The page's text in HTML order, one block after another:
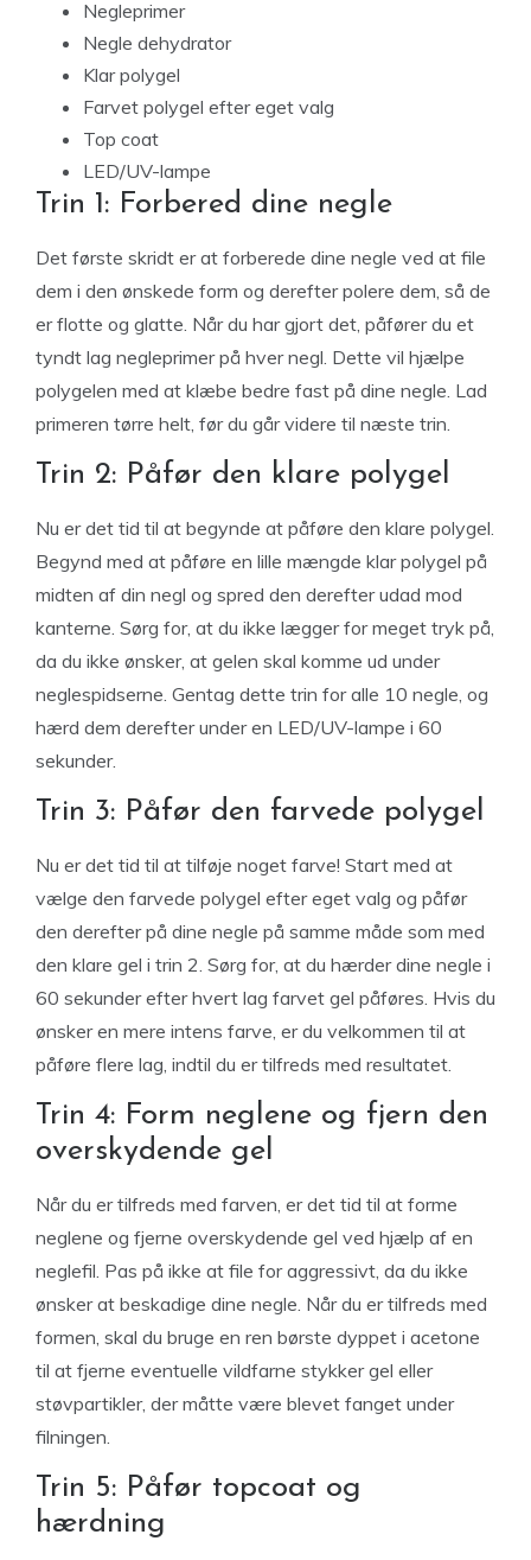
Negleprimer
Negle dehydrator
Klar polygel
Farvet polygel efter eget valg
Top coat
LED/UV-lampe
Trin 1: Forbered dine negle
Det første skridt er at forberede dine negle ved at file
dem i den ønskede form og derefter polere dem, så de
er flotte og glatte. Når du har gjort det, påfører du et
tyndt lag negleprimer på hver negl. Dette vil hjælpe
polygelen med at klæbe bedre fast på dine negle. Lad
primeren tørre helt, før du går videre til næste trin.
Trin 2: Påfør den klare polygel
Nu er det tid til at begynde at påføre den klare polygel.
Begynd med at påføre en lille mængde klar polygel på
midten af din negl og spred den derefter udad mod
kanterne. Sørg for, at du ikke lægger for meget tryk på,
da du ikke ønsker, at gelen skal komme ud under
neglespidserne. Gentag dette trin for alle 10 negle, og
hærd dem derefter under en LED/UV-lampe i 60
sekunder.
Trin 3: Påfør den farvede polygel
Nu er det tid til at tilføje noget farve! Start med at
vælge den farvede polygel efter eget valg og påfør
den derefter på dine negle på samme måde som med
den klare gel i trin 2. Sørg for, at du hærder dine negle i
60 sekunder efter hvert lag farvet gel påføres. Hvis du
ønsker en mere intens farve, er du velkommen til at
påføre flere lag, indtil du er tilfreds med resultatet.
Trin 4: Form neglene og fjern den
overskydende gel
Når du er tilfreds med farven, er det tid til at forme
neglene og fjerne overskydende gel ved hjælp af en
neglefil. Pas på ikke at file for aggressivt, da du ikke
ønsker at beskadige dine negle. Når du er tilfreds med
formen, skal du bruge en ren børste dyppet i acetone
til at fjerne eventuelle vildfarne stykker gel eller
støvpartikler, der måtte være blevet fanget under
filningen.
Trin 5: Påfør topcoat og
hærdning